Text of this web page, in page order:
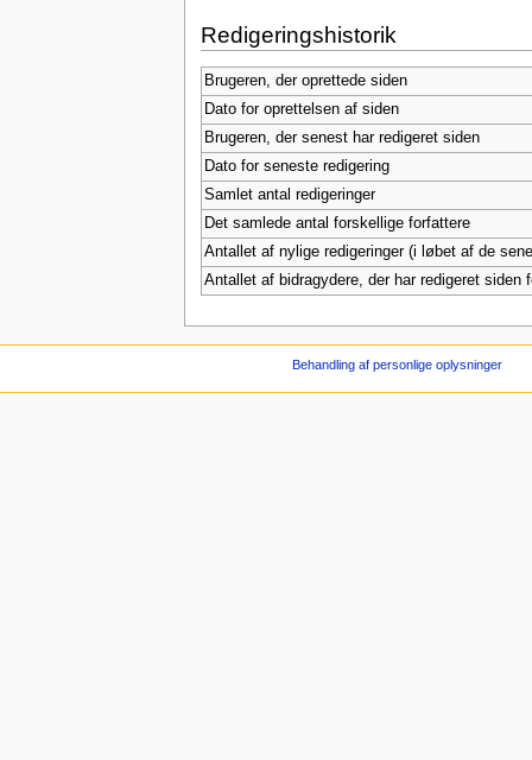
Redigeringshistorik
Brugeren, der oprettede siden
Dato for oprettelsen af siden
Brugeren, der senest har redigeret siden
Dato for seneste redigering
Samlet antal redigeringer
Det samlede antal forskellige forfattere
Antallet af nylige redigeringer (i løbet af de
Antallet af bidragydere, der har redigeret siden
Behandling af personlige oplysninger